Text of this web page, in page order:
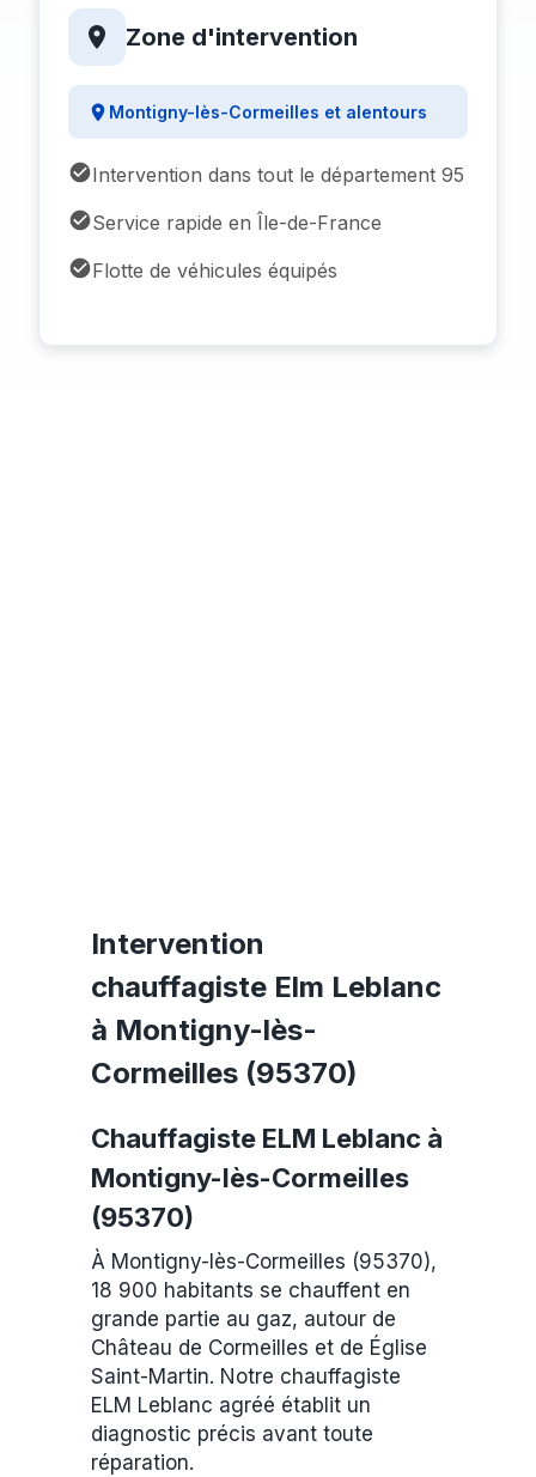
Zone d'intervention
Montigny-lès-Cormeilles et alentours
Intervention dans tout le département 95
Service rapide en Île-de-France
Flotte de véhicules équipés
Intervention
chauffagiste Elm Leblanc
à Montigny-lès-
Cormeilles (95370)
Chauffagiste ELM Leblanc à
Montigny-lès-Cormeilles
(95370)
À Montigny-lès-Cormeilles (95370),
18 900 habitants se chauffent en
grande partie au gaz, autour de
Château de Cormeilles et de Église
Saint-Martin. Notre chauffagiste
ELM Leblanc agréé établit un
diagnostic précis avant toute
réparation.